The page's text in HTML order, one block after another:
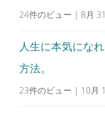
24件のビュー | 8月
人生に本気にな
方法。
23件のビュー | 10月